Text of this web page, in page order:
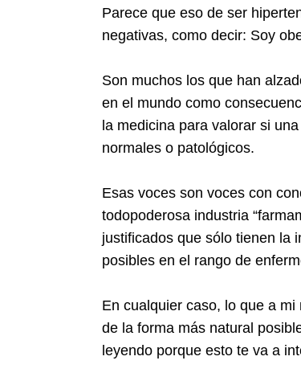
Parece que eso de ser
negativas, como decir: Soy
Son muchos los que han
en el mundo como
la medicina para valorar si
normales o patológicos.
Esas voces son voces con
todopoderosa industria
justificados que sólo tienen la
posibles en el rango de
En cualquier caso, lo que a
de la forma más natural
leyendo porque esto te va a